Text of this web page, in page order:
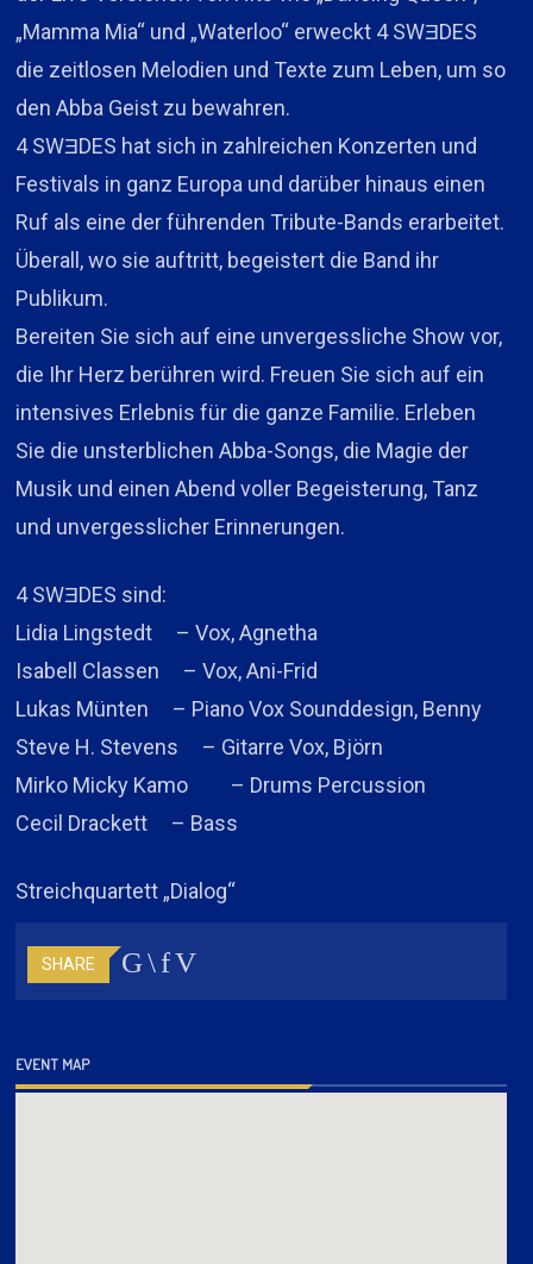
„Mamma Mia“ und „Waterloo“ erweckt 4 SWƎDES
die zeitlosen Melodien und Texte zum Leben, um so
den Abba Geist zu bewahren.
4 SWƎDES hat sich in zahlreichen Konzerten und
Festivals in ganz Europa und darüber hinaus einen
Ruf als eine der führenden Tribute-Bands erarbeitet.
Überall, wo sie auftritt, begeistert die Band ihr
Publikum.
Bereiten Sie sich auf eine unvergessliche Show vor,
die Ihr Herz berühren wird. Freuen Sie sich auf ein
intensives Erlebnis für die ganze Familie. Erleben
Sie die unsterblichen Abba-Songs, die Magie der
Musik und einen Abend voller Begeisterung, Tanz
und unvergesslicher Erinnerungen.
4 SWƎDES sind:
Lidia Lingstedt – Vox, Agnetha
Isabell Classen – Vox, Ani-Frid
Lukas Münten – Piano Vox Sounddesign, Benny
Steve H. Stevens – Gitarre Vox, Björn
Mirko Micky Kamo – Drums Percussion
Cecil Drackett – Bass
Streichquartett „Dialog“
SHARE
EVENT MAP